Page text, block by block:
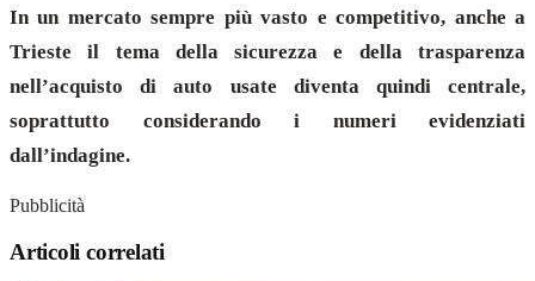
In un mercato sempre più vasto e competitivo, anche a
Trieste il tema della sicurezza e della trasparenza
nell’acquisto di auto usate diventa quindi centrale,
soprattutto considerando i numeri evidenziati
dall’indagine.
Pubblicità
Articoli correlati